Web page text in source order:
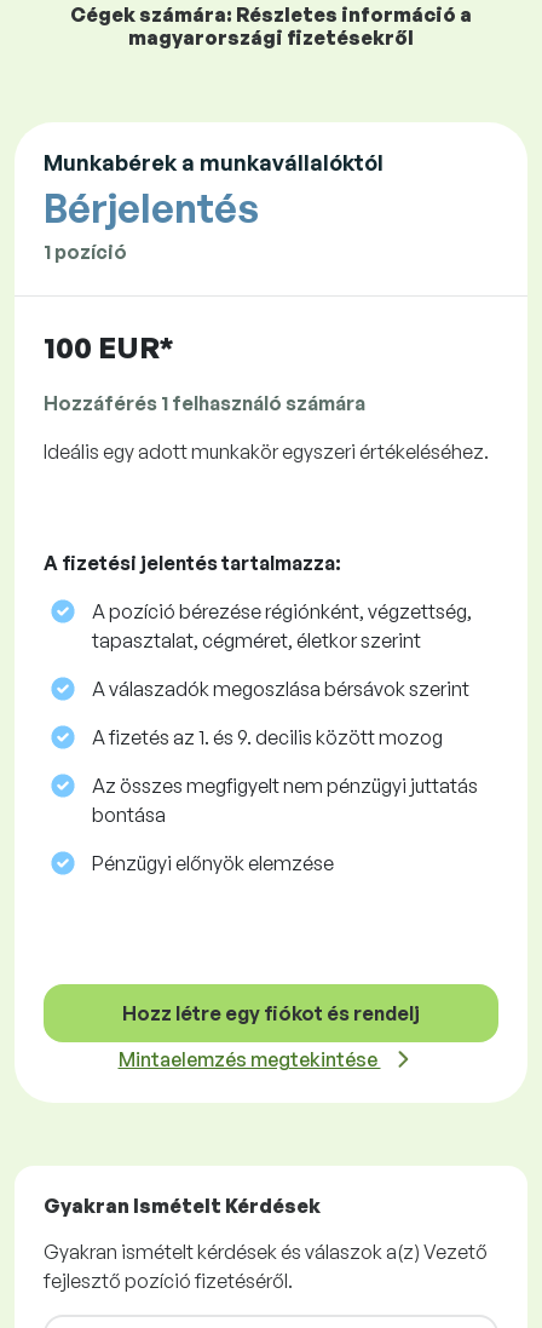
Cégek számára: Részletes információ a
magyarországi fizetésekről
Munkabérek a munkavállalóktól
Bérjelentés
1 pozíció
100 EUR*
Hozzáférés 1 felhasználó számára
Ideális egy adott munkakör egyszeri értékeléséhez.
A fizetési jelentés tartalmazza:
A pozíció bérezése régiónként, végzettség,
tapasztalat, cégméret, életkor szerint
A válaszadók megoszlása ​​bérsávok szerint
A fizetés az 1. és 9. decilis között mozog
Az összes megfigyelt nem pénzügyi juttatás
bontása
Pénzügyi előnyök elemzése
Hozz létre egy fiókot és rendelj
Mintaelemzés megtekintése
Gyakran Ismételt Kérdések
Gyakran ismételt kérdések és válaszok a(z) Vezető
fejlesztő pozíció fizetéséről.